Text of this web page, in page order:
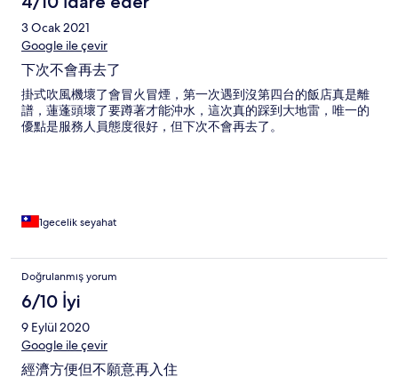
3 Ocak 2021
Google ile çevir
下次不會再去了
掛式吹風機壞了會冒火冒煙，第一次遇到沒第四台的飯店真是離
譜，蓮蓬頭壞了要蹲著才能沖水，這次真的踩到大地雷，唯一的
優點是服務人員態度很好，但下次不會再去了。
1gecelik seyahat
Doğrulanmış yorum
6/10 İyi
9 Eylül 2020
Google ile çevir
經濟方便但不願意再入住